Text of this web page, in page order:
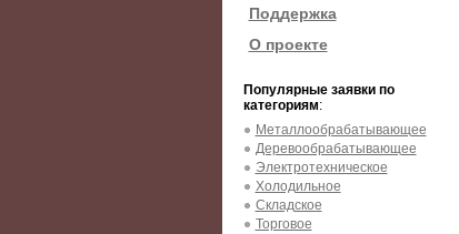
Поддержка
О проекте
Популярные заявки по
категориям:
Металлообрабатывающее
Деревообрабатывающее
Электротехническое
Холодильное
Складское
Торговое